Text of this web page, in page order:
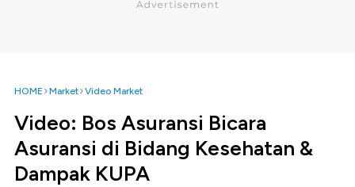
HOME Market Video Market
Video: Bos Asuransi Bicara
Asuransi di Bidang Kesehatan &
Dampak KUPA